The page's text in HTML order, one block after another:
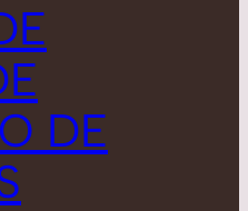
DE